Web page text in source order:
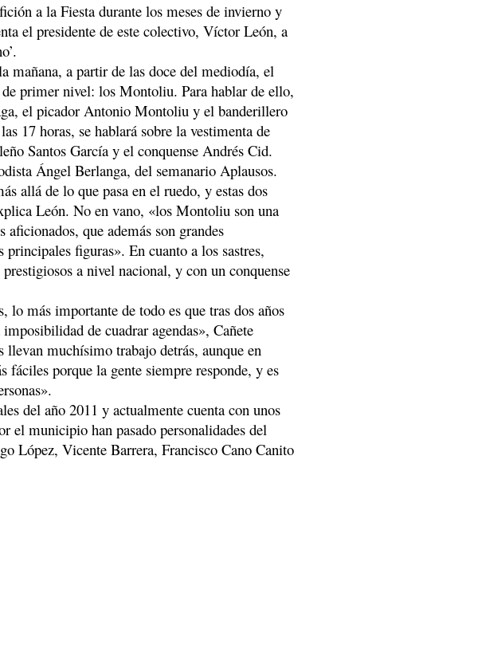
a la Fiesta durante los meses de invierno y
el presidente de este colectivo, Víctor León, a
mañana, a partir de las doce del mediodía, el
primer nivel: los Montoliu. Para hablar de ello,
el picador Antonio Montoliu y el banderillero
17 horas, se hablará sobre la vestimenta de
Santos García y el conquense Andrés Cid.
Ángel Berlanga, del semanario Aplausos.
allá de lo que pasa en el ruedo, y estas dos
León. No en vano, «los Montoliu son una
que además son grandes
figuras». En cuanto a los sastres,
a nivel nacional, y con un conquense
lo más importante de todo es que tras dos años
de cuadrar agendas», Cañete
llevan muchísimo trabajo detrás, aunque en
fáciles porque la gente siempre responde, y es
del año 2011 y actualmente cuenta con unos
el municipio han pasado personalidades del
López, Vicente Barrera, Francisco Cano Canito